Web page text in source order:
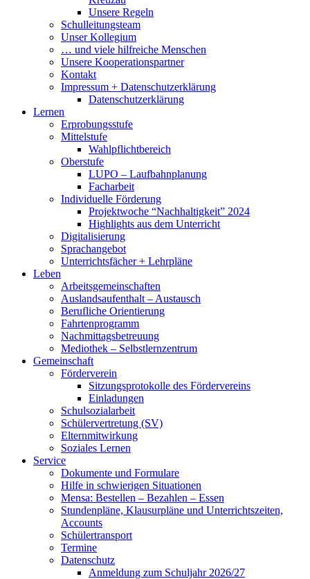
Unsere Regeln
Schulleitungsteam
Unser Kollegium
… und viele hilfreiche Menschen
Unsere Kooperationspartner
Kontakt
Impressum + Datenschutzerklärung
Datenschutzerklärung
Lernen
Erprobungsstufe
Mittelstufe
Wahlpflichtbereich
Oberstufe
LUPO – Laufbahnplanung
Facharbeit
Individuelle Förderung
Projektwoche “Nachhaltigkeit” 2024
Highlights aus dem Unterricht
Digitalisierung
Sprachangebot
Unterrichtsfächer + Lehrpläne
Leben
Arbeitsgemeinschaften
Auslandsaufenthalt – Austausch
Berufliche Orientierung
Fahrtenprogramm
Nachmittagsbetreuung
Mediothek – Selbstlernzentrum
Gemeinschaft
Förderverein
Sitzungsprotokolle des Fördervereins
Einladungen
Schulsozialarbeit
Schülervertretung (SV)
Elternmitwirkung
Soziales Lernen
Service
Dokumente und Formulare
Hilfe in schwierigen Situationen
Mensa: Bestellen – Bezahlen – Essen
Stundenpläne, Klausurpläne und Unterrichtszeiten,
Accounts
Schülertransport
Termine
Datenschutz
Anmeldung zum Schuljahr 2026/27